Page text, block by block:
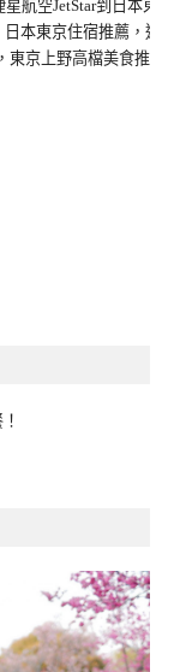
星航空JetStar到日本
日本東京住宿推薦，
東京上野高檔美食推